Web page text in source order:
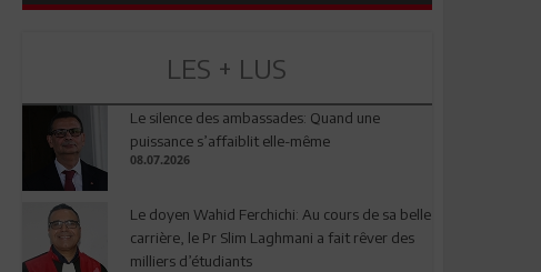
LES + LUS
Le silence des ambassades: Quand une
puissance s’affaiblit elle-même
08.07.2026
Le doyen Wahid Ferchichi: Au cours de sa belle
carrière, le Pr Slim Laghmani a fait rêver des
milliers d’étudiants